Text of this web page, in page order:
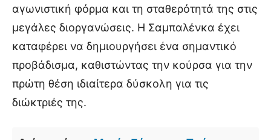
αγωνιστική φόρμα και τη σταθερότητά της στις
μεγάλες διοργανώσεις. Η Σαμπαλένκα έχει
καταφέρει να δημιουργήσει ένα σημαντικό
προβάδισμα, καθιστώντας την κούρσα για την
πρώτη θέση ιδιαίτερα δύσκολη για τις
διώκτριές της.